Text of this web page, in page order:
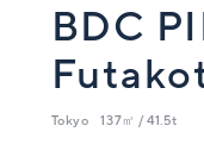
BDC
Tokyo 137㎡ / 41.5t